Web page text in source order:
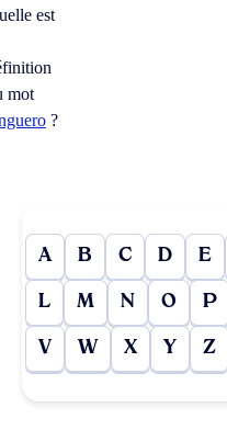
est
mot
?
A B C D E
L M N O P
V W X Y Z